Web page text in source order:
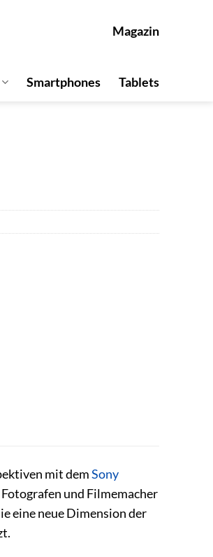
Magazin
Smartphones Tablets
mit demSony
und Filmemacher
eine neue Dimension der